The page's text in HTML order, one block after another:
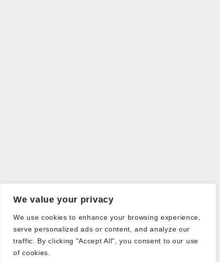
We value your privacy
We use cookies to enhance your browsing experience,
serve personalized ads or content, and analyze our
traffic. By clicking "Accept All", you consent to our use
of cookies.